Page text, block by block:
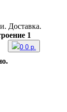
Доставка.
1
0 0 р.